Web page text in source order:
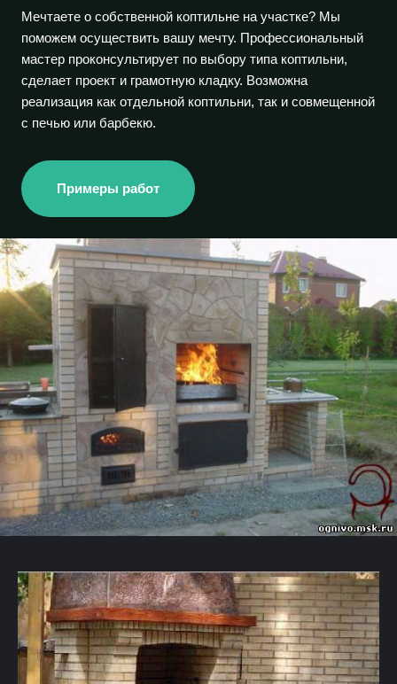
Мечтаете о собственной коптильне на участке? Мы
поможем осуществить вашу мечту. Профессиональный
мастер проконсультирует по выбору типа коптильни,
сделает проект и грамотную кладку. Возможна
реализация как отдельной коптильни, так и совмещенной
с печью или барбекю.
Примеры работ